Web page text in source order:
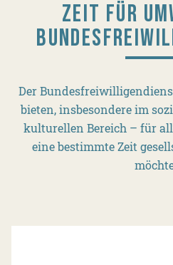
ZEIT FÜR
Der
bieten, insbesondere im
kulturellen Bereich – für
eine bestimmte Zeit